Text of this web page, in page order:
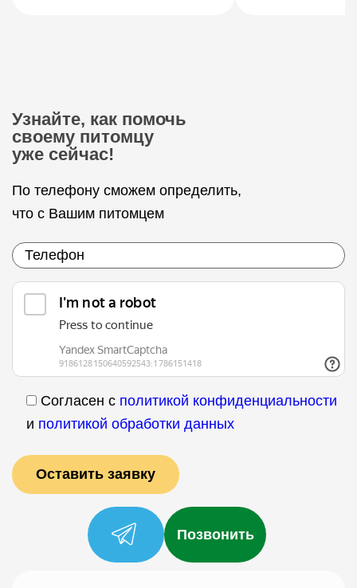
Узнайте, как помочь
своему питомцу
уже сейчас!
По телефону сможем определить,
что с Вашим питомцем
Согласен с политикой конфиденциальности
и политикой обработки данных
Позвонить